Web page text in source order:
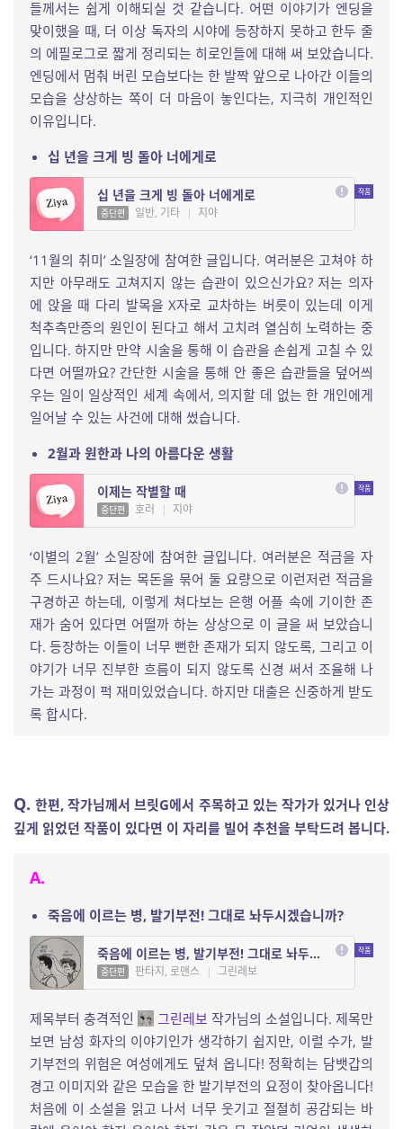
들께서는 쉽게 이해되실 것 같습니다. 어떤 이야기가 엔딩을
맞이했을 때, 더 이상 독자의 시야에 등장하지 못하고 한두 줄
의 에필로그로 짧게 정리되는 히로인들에 대해 써 보았습니다.
엔딩에서 멈춰 버린 모습보다는 한 발짝 앞으로 나아간 이들의
모습을 상상하는 쪽이 더 마음이 놓인다는, 지극히 개인적인
이유입니다.
십 년을 크게 빙 돌아 너에게로
십 년을 크게 빙 돌아 너에게로
중단편 일반, 기타 | 지야
‘11월의 취미’ 소일장에 참여한 글입니다. 여러분은 고쳐야 하
지만 아무래도 고쳐지지 않는 습관이 있으신가요? 저는 의자
에 앉을 때 다리 발목을 X자로 교차하는 버릇이 있는데 이게
척추측만증의 원인이 된다고 해서 고치려 열심히 노력하는 중
입니다. 하지만 만약 시술을 통해 이 습관을 손쉽게 고칠 수 있
다면 어떨까요? 간단한 시술을 통해 안 좋은 습관들을 덮어씌
우는 일이 일상적인 세계 속에서, 의지할 데 없는 한 개인에게
일어날 수 있는 사건에 대해 썼습니다.
2월과 원한과 나의 아름다운 생활
이제는 작별할 때
중단편 호러 | 지야
‘이별의 2월’ 소일장에 참여한 글입니다. 여러분은 적금을 자
주 드시나요? 저는 목돈을 묶어 둘 요량으로 이런저런 적금을
구경하곤 하는데, 이렇게 쳐다보는 은행 어플 속에 기이한 존
재가 숨어 있다면 어떨까 하는 상상으로 이 글을 써 보았습니
다. 등장하는 이들이 너무 뻔한 존재가 되지 않도록, 그리고 이
야기가 너무 진부한 흐름이 되지 않도록 신경 써서 조율해 나
가는 과정이 퍽 재미있었습니다. 하지만 대출은 신중하게 받도
록 합시다.
Q.한편, 작가님께서 브릿G에서 주목하고 있는 작가가 있거나 인상
깊게 읽었던 작품이 있다면 이 자리를 빌어 추천을 부탁드려 봅니다.
A.
죽음에 이르는 병, 발기부전! 그대로 놔두시겠습니까?
죽음에 이르는 병, 발기부전! 그대로 놔두시겠습니까?
중단편 판타지, 로맨스 | 그린레보
제목부터 충격적인 그린레보 작가님의 소설입니다. 제목만
보면 남성 화자의 이야기인가 생각하기 쉽지만, 이럴 수가, 발
기부전의 위험은 여성에게도 덮쳐 옵니다! 정확히는 담뱃갑의
경고 이미지와 같은 모습을 한 발기부전의 요정이 찾아옵니다!
처음에 이 소설을 읽고 나서 너무 웃기고 절절히 공감되는 바